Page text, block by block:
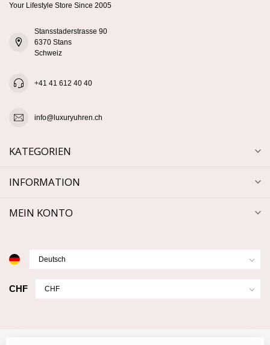
Your Lifestyle Store Since 2005
Stansstaderstrasse 90
6370 Stans
Schweiz
+41 41 612 40 40
info@luxuryuhren.ch
KATEGORIEN
INFORMATION
MEIN KONTO
CHF